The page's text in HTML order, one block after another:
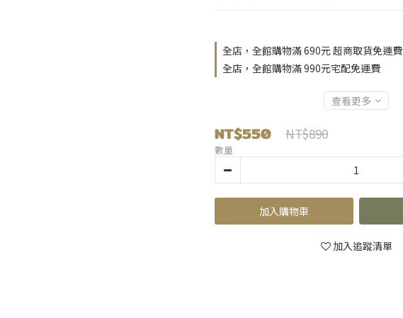
全店，全館購物滿 690元 超商取貨免運費
全店，全館購物滿 990元宅配免運費
查看更多
NT$550 NT$890
數量
加入購物車
加入追蹤清單